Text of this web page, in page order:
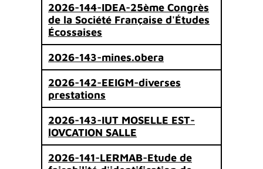
2026-144-IDEA-25ème Congrès
de la Société Française d'Études
Écossaises
2026-143-mines.obera
2026-142-EEIGM-diverses
prestations
2026-143-IUT MOSELLE EST-
lOVCATION SALLE
2026-141-LERMAB-Etude de